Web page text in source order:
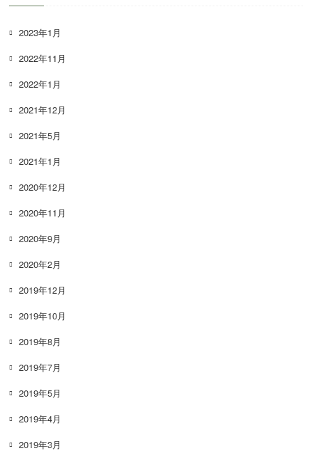
2023年1月
2022年11月
2022年1月
2021年12月
2021年5月
2021年1月
2020年12月
2020年11月
2020年9月
2020年2月
2019年12月
2019年10月
2019年8月
2019年7月
2019年5月
2019年4月
2019年3月